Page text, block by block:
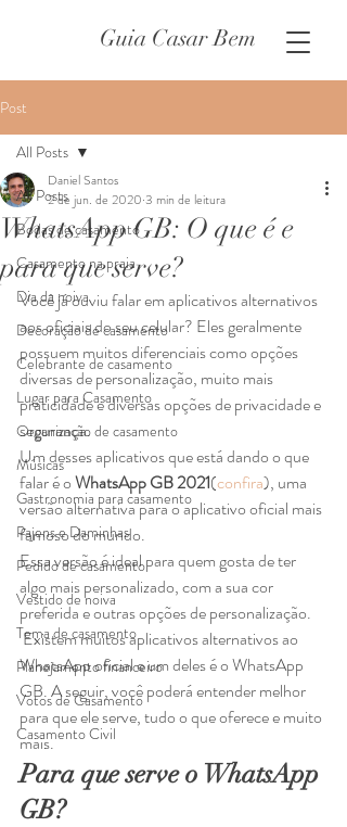
Guia Casar Bem
Post
All Posts
Bodas de casamento
Casamento na praia
Dia da noiva
Decoração de casamento
Celebrante de casamento
Lugar para Casamento
Organização de casamento
Músicas
Gastronomia para casamento
Pajens e Daminhas
Pedido de casamento
Vestido de noiva
Tema de casamento
Planejamento financeiro
Votos de Casamento
Casamento Civil
All Posts
WhatsApp GB: O que é e
para que serve?
Daniel Santos
2 de jun. de 2020 3 min de leitura
Você já ouviu falar em aplicativos alternativos
aos oficiais do seu celular? Eles geralmente
possuem muitos diferenciais como opções
diversas de personalização, muito mais
praticidade e diversas opções de privacidade e
segurança.
Um desses aplicativos que está dando o que
falar é o WhatsApp GB 2021(confira), uma
versão alternativa para o aplicativo oficial mais
famoso do mundo.
Essa versão é ideal para quem gosta de ter
algo mais personalizado, com a sua cor
preferida e outras opções de personalização.
Existem muitos aplicativos alternativos ao
WhatsApp oficial e um deles é o WhatsApp
GB. A seguir, você poderá entender melhor
para que ele serve, tudo o que oferece e muito
mais.
Para que serve o WhatsApp
GB?